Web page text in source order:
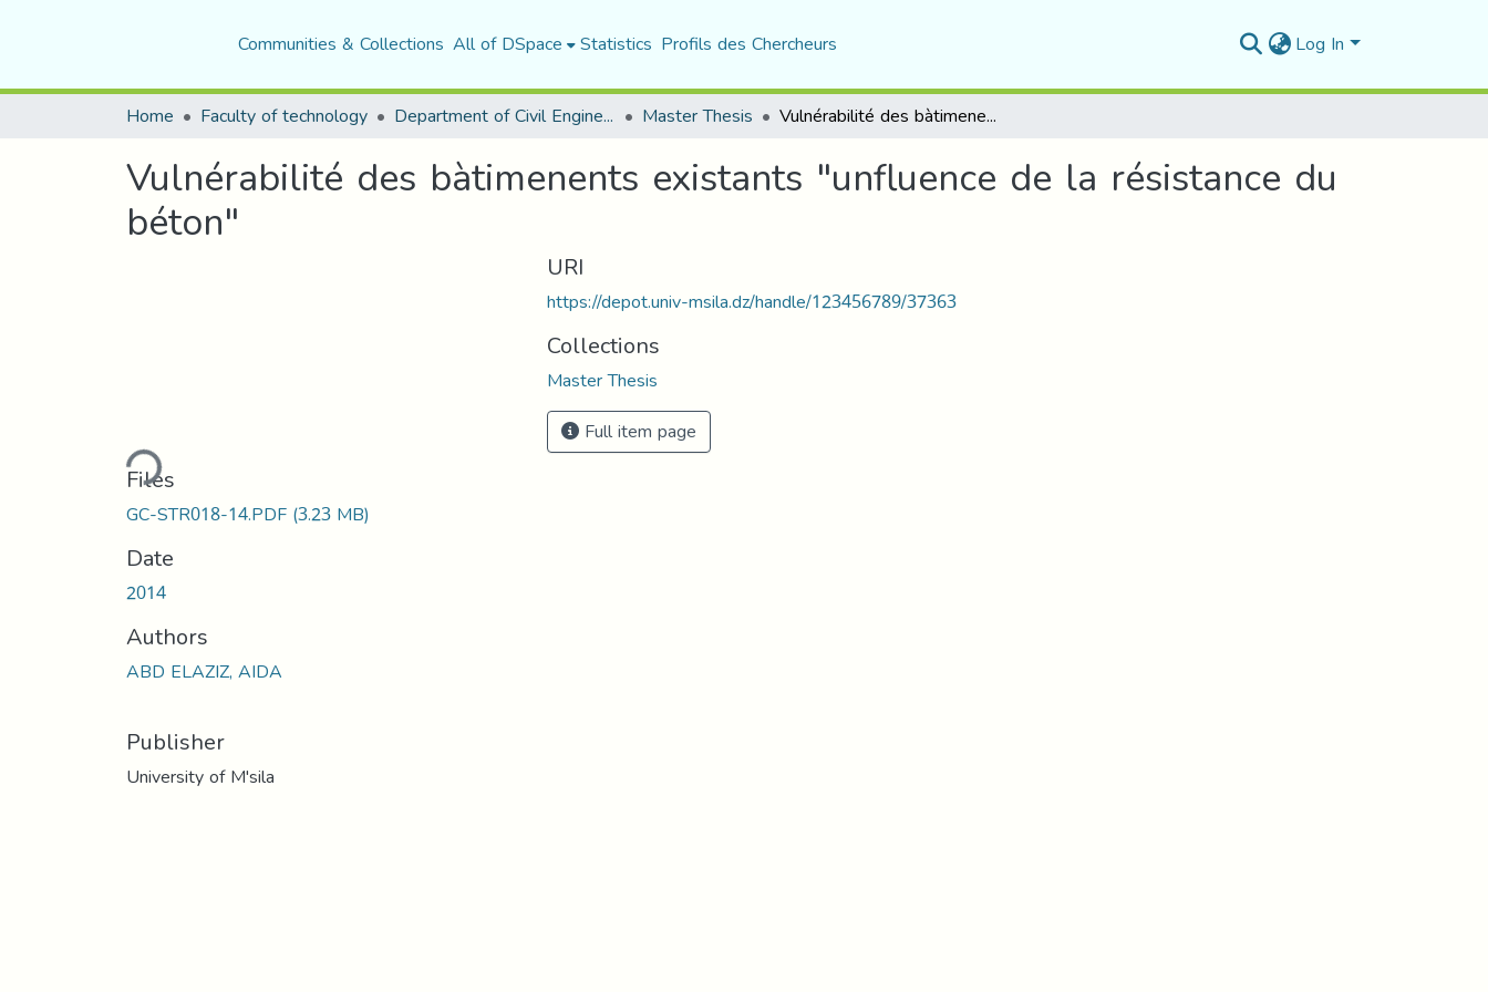
Communities & Collections All of DSpace Statistics Profils des Chercheurs Log In
Home Faculty of technology Department of Civil Engineering Master Thesis Vulnérabilité des bàtimenents existants "unfluence de la résistance du béton"
Vulnérabilité des bàtimenents existants "unfluence de la résistance du
béton"
Loading...
Files
GC-STR018-14.PDF(3.23 MB)
Date
2014
Authors
ABD ELAZIZ, AIDA
Publisher
University of M'sila
URI
https://depot.univ-msila.dz/handle/123456789/37363
Collections
Master Thesis
Full item page